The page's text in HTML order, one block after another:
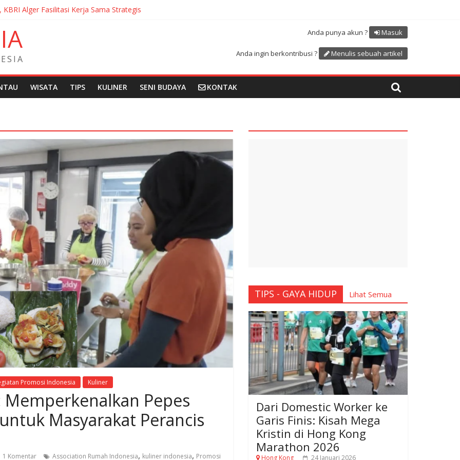
Alger Fasilitasi Kerja Sama Strategis
Merah Putih sepanjang 50 Meter di Brick Hill Hong Kong untuk menyambut HUT RI ke 81
Film Festival 2026 Montréal Kanada
Indonesia kepada Komunitas Paroki di Angola
IA
ES I A
Anda punya akun ? Masuk
Anda ingin berkontribusi ? Menulis sebuah artikel
WISATA TIPS KULINER SENI BUDAYA KONTAK
Promosi Indonesia Kuliner
Pepes
Masyarakat Perancis
1 Komentar Association Rumah Indonesia, kuliner indonesia, Promosi
TIPS - GAYA HIDUP Lihat Semua
Dari Domestic Worker ke
Garis Finis: Kisah Mega
Kristin di Hong Kong
Marathon 2026
Hong Kong
24 Januari 2026